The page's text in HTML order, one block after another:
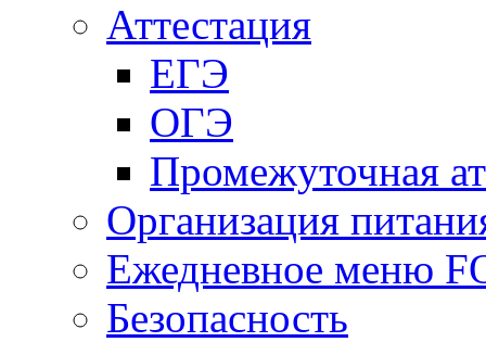
Аттестация
ЕГЭ
ОГЭ
Промежуточная
Организация
Ежедневное меню
Безопасность